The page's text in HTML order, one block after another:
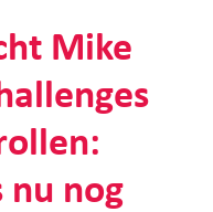
Mike
nu nog